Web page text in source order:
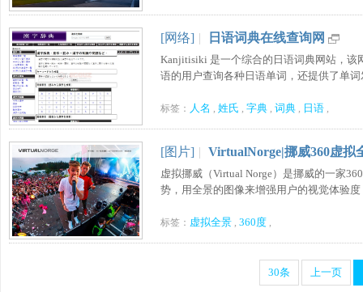
[网络] | 日语词典在线查询网
Kanjitisiki 是一个综合的日语词典网站，该
语的用户查询各种日语单词，还提供了单
标签： 人名 , 姓氏 , 字典 , 词典 , 日语 ,
[图片] | VirtualNorge|挪威360虚拟
虚拟挪威（Virtual Norge）是挪威的一家
势，用全景的图像来增强用户的视觉体验
标签： 虚拟全景 , 360度 ,
30条 上一页